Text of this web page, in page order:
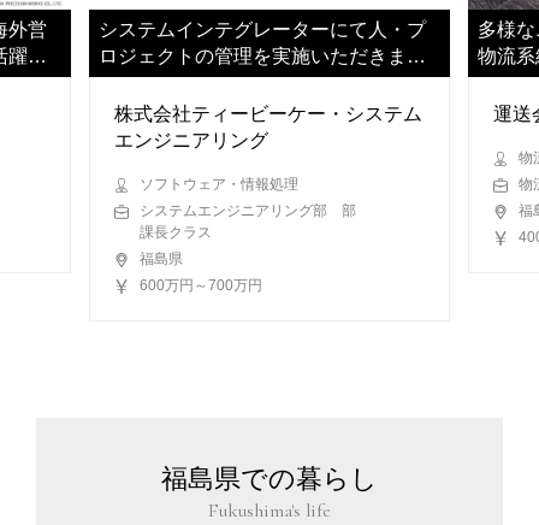
外営
躍い
システムインテグレーターにて人・プ
ロジェクトの管理を実施いただきま
す。
株式会社ティービーケー・システム
エンジニアリング
ソフトウェア・情報処理
システムエンジニアリング部 部
課長クラス
福島県
600万円～700万円
多様
物流
ます
運送
物
物
福
福島県での暮らし
Fukushima's life